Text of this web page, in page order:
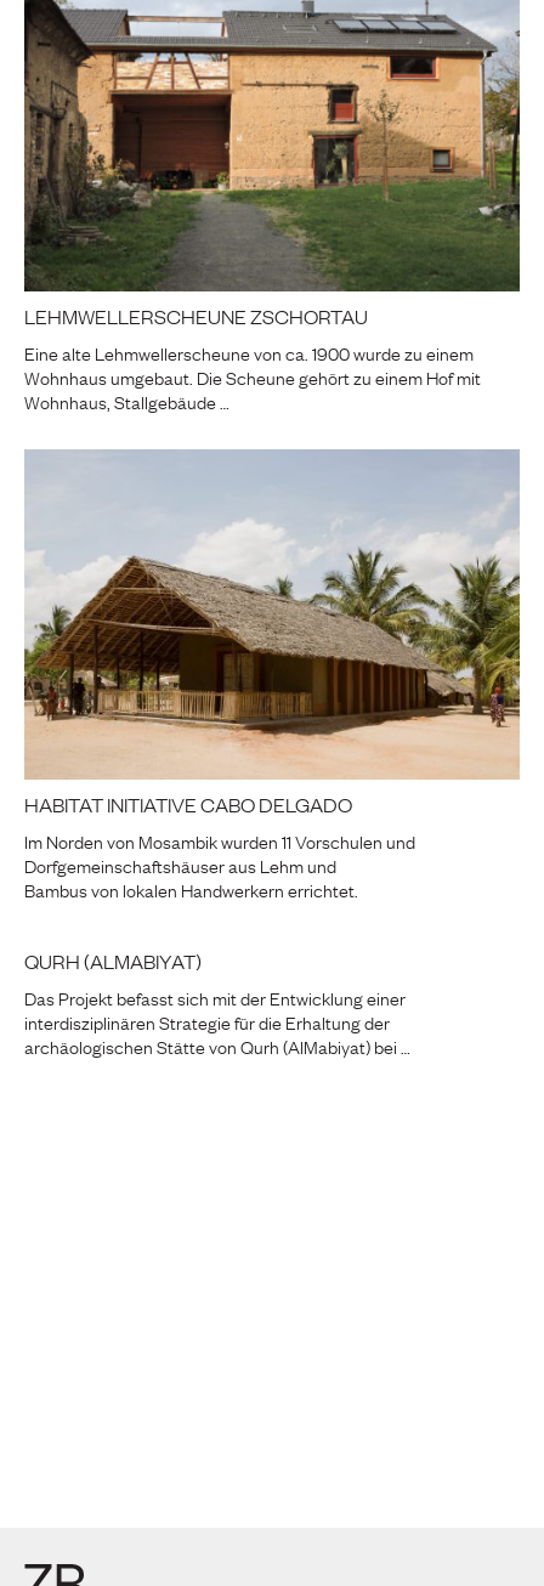
LEHMWELLERSCHEUNE ZSCHORTAU
Eine alte Lehmwellerscheune von ca. 1900 wurde zu einem
Wohnhaus umgebaut. Die Scheune gehört zu einem Hof mit
Wohnhaus, Stallgebäude …
HABITAT INITIATIVE CABO DELGADO
Im Norden von Mosambik wurden 11 Vorschulen und
Dorfgemeinschaftshäuser aus Lehm und
Bambus von lokalen Handwerkern errichtet.
QURH (ALMABIYAT)
Das Projekt befasst sich mit der Entwicklung einer
interdisziplinären Strategie für die Erhaltung der
archäologischen Stätte von Qurh (AlMabiyat) bei …